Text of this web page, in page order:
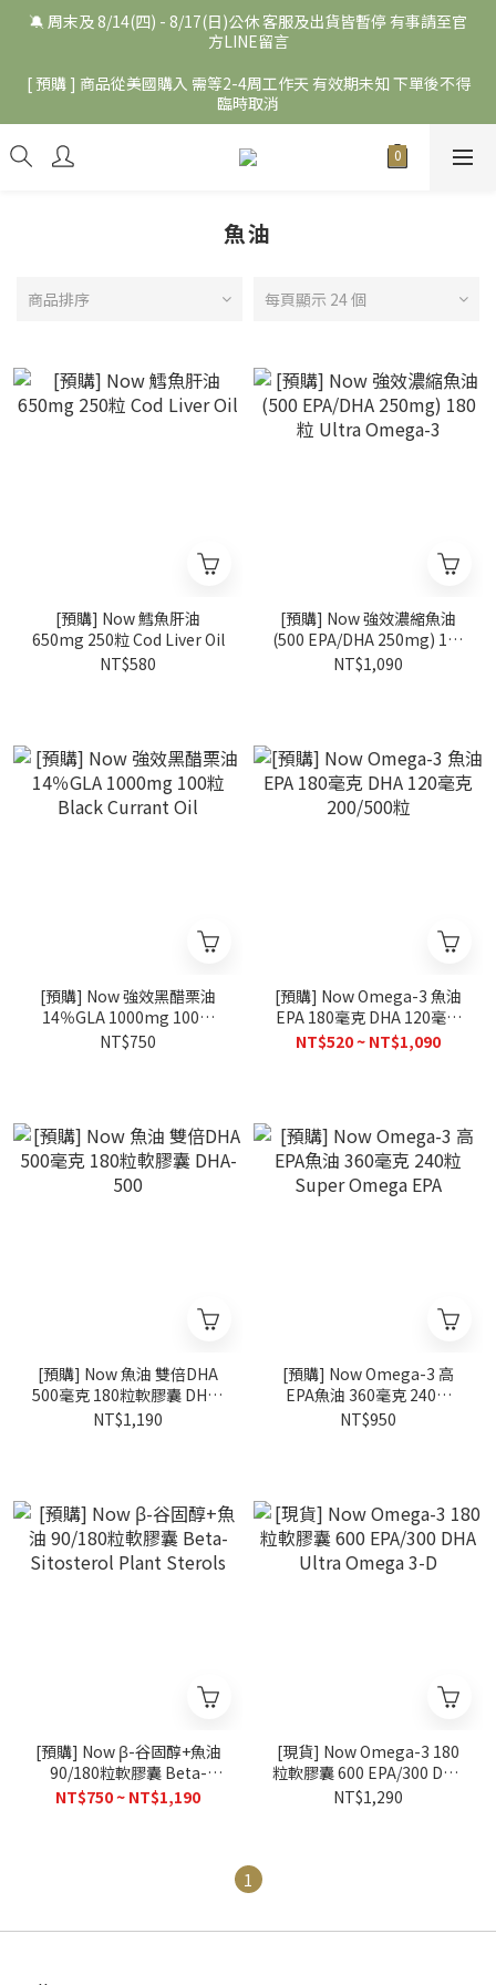
🔕 周末及 8/14(四) - 8/17(日)公休 客服及出貨皆暫停 有事請至官
方LINE留言
[ 預購 ] 商品從美國購入 需等2-4周工作天 有效期未知 下單後不得
臨時取消
魚油
商品排序 每頁顯示 24 個
[預購] Now 鱈魚肝油
650mg 250粒 Cod Liver Oil
NT$580
[預購] Now 強效濃縮魚油
(500 EPA/DHA 250mg) 180
粒 Ultra Omega-3
NT$1,090
[預購] Now 強效黑醋栗油
14％GLA 1000mg 100粒
Black Currant Oil
NT$750
[預購] Now Omega-3 魚油
EPA 180毫克 DHA 120毫克
200/500粒
NT$520 ~ NT$1,090
[預購] Now 魚油 雙倍DHA
500毫克 180粒軟膠囊 DHA-
500
NT$1,190
[預購] Now Omega-3 高
EPA魚油 360毫克 240粒
Super Omega EPA
NT$950
[預購] Now β-谷固醇+魚油
90/180粒軟膠囊 Beta-
Sitosterol Plant Sterols
NT$750 ~ NT$1,190
[現貨] Now Omega-3 180
粒軟膠囊 600 EPA/300 DHA
Ultra Omega 3-D
NT$1,290
1